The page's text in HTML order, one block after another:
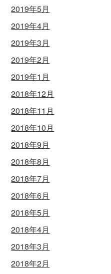
2019年5月
2019年4月
2019年3月
2019年2月
2019年1月
2018年12月
2018年11月
2018年10月
2018年9月
2018年8月
2018年7月
2018年6月
2018年5月
2018年4月
2018年3月
2018年2月